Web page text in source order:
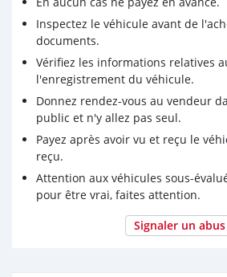
Inspectez le véhicule avant de
documents.
Vérifiez les informations relatives
l'enregistrement du véhicule.
Donnez rendez-vous au vendeur
public et n'y allez pas seul.
Payez après avoir vu et reçu le
reçu.
Attention aux véhicules sous-
pour être vrai, faites attention.
Signaler un abus